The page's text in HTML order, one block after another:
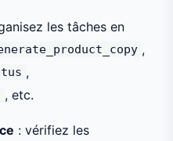
les tâches en
,
,
, etc.
: vérifiez les